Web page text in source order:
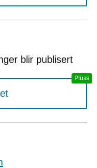
blir publisert